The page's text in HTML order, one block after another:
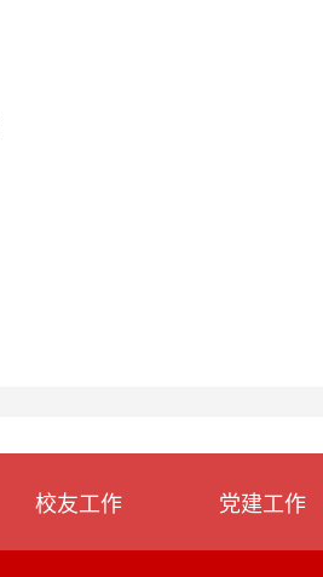
校友工作 党建工作